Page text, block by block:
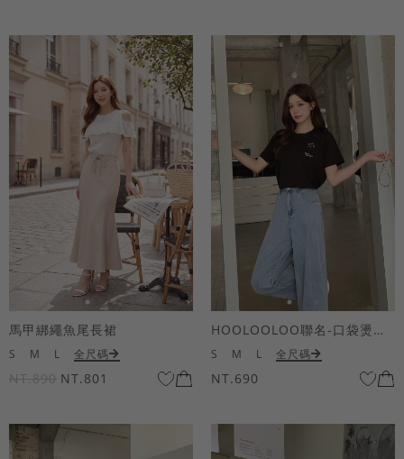
馬甲綁繩魚尾長裙
S M L 全尺碼
NT.890 NT.801
HOOLOOLOO聯名-口袋燙金KUKU熊短袖上衣
S M L 全尺碼
NT.690